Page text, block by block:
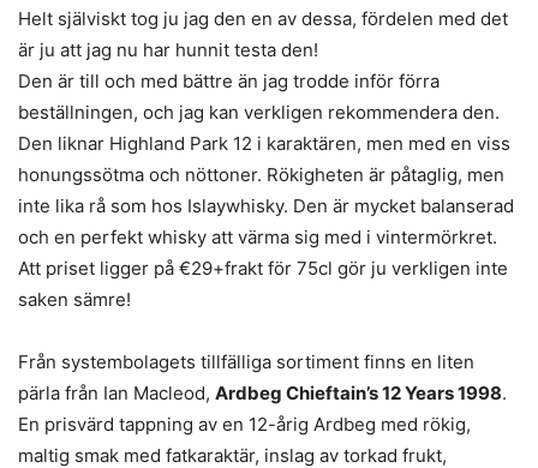
Helt själviskt tog ju jag den en av dessa, fördelen med det
är ju att jag nu har hunnit testa den!
Den är till och med bättre än jag trodde inför förra
beställningen, och jag kan verkligen rekommendera den.
Den liknar Highland Park 12 i karaktären, men med en viss
honungssötma och nöttoner. Rökigheten är påtaglig, men
inte lika rå som hos Islaywhisky. Den är mycket balanserad
och en perfekt whisky att värma sig med i vintermörkret.
Att priset ligger på €29+frakt för 75cl gör ju verkligen inte
saken sämre!
Från systembolagets tillfälliga sortiment finns en liten
pärla från Ian Macleod, Ardbeg Chieftain’s 12 Years 1998.
En prisvärd tappning av en 12-årig Ardbeg med rökig,
maltig smak med fatkaraktär, inslag av torkad frukt,